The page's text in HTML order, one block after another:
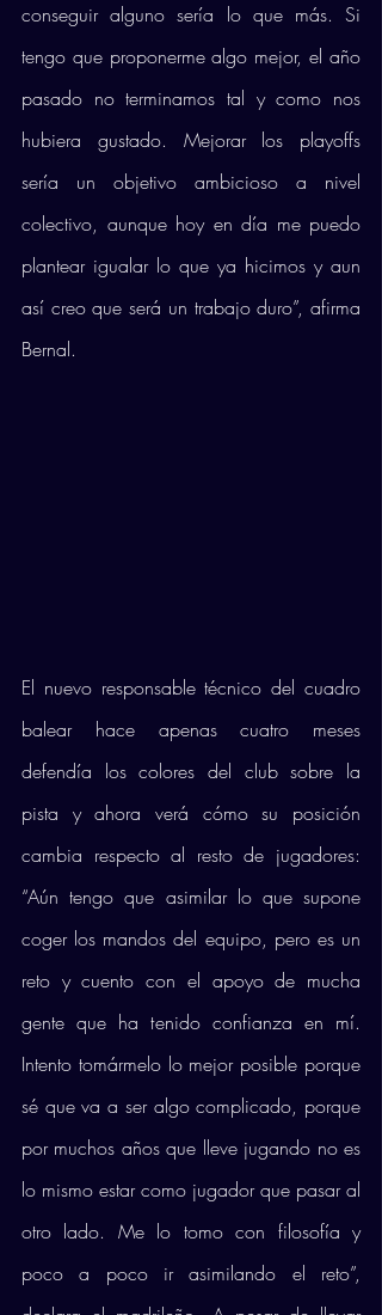
conseguir alguno sería lo que más. Si
tengo que proponerme algo mejor, el año
pasado no terminamos tal y como nos
hubiera gustado. Mejorar los playoffs
sería un objetivo ambicioso a nivel
colectivo, aunque hoy en día me puedo
plantear igualar lo que ya hicimos y aun
así creo que será un trabajo duro”, afirma
Bernal.
El nuevo responsable técnico del cuadro
balear hace apenas cuatro meses
defendía los colores del club sobre la
pista y ahora verá cómo su posición
cambia respecto al resto de jugadores:
“Aún tengo que asimilar lo que supone
coger los mandos del equipo, pero es un
reto y cuento con el apoyo de mucha
gente que ha tenido confianza en mí.
Intento tomármelo lo mejor posible porque
sé que va a ser algo complicado, porque
por muchos años que lleve jugando no es
lo mismo estar como jugador que pasar al
otro lado. Me lo tomo con filosofía y
poco a poco ir asimilando el reto”,